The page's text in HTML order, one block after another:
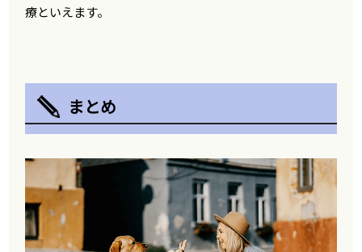
療といえます。
まとめ